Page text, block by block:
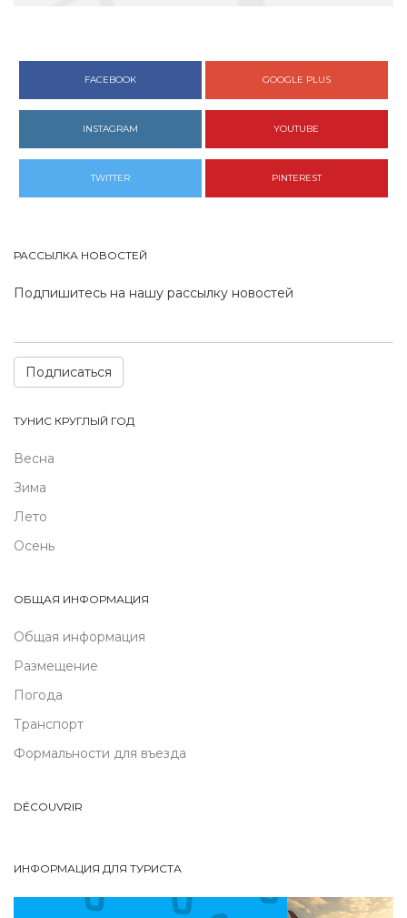
FACEBOOK GOOGLE PLUS
INSTAGRAM YOUTUBE
TWITTER PINTEREST
РАССЫЛКА НОВОСТЕЙ
Подпишитесь на нашу рассылку новостей
Подписаться
ТУНИС КРУГЛЫЙ ГОД
Весна
Зима
Лето
Осень
ОБЩАЯ ИНФОРМАЦИЯ
Общая информация
Размещение
Погода
Транспорт
Формальности для въезда
DÉCOUVRIR
ИНФОРМАЦИЯ ДЛЯ ТУРИСТА